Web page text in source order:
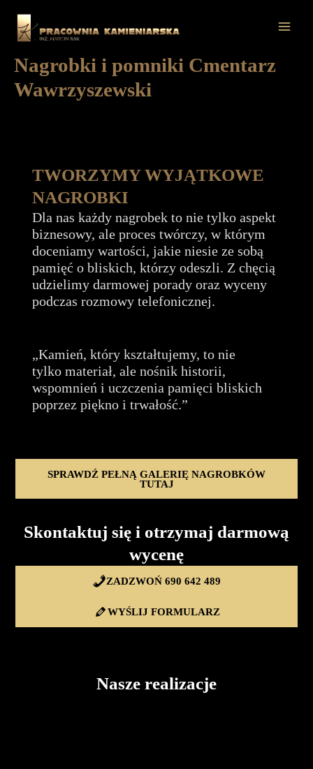
treści
Nagrobki i pomniki Cmentarz
Wawrzyszewski
TWORZYMY WYJĄTKOWE
NAGROBKI
Dla nas każdy nagrobek to nie tylko aspekt
biznesowy, ale proces twórczy, w którym
doceniamy wartości, jakie niesie ze sobą
pamięć o bliskich, którzy odeszli. Z chęcią
udzielimy darmowej porady oraz wyceny
podczas rozmowy telefonicznej.
„Kamień, który kształtujemy, to nie
tylko materiał, ale nośnik historii,
wspomnień i uczczenia pamięci bliskich
poprzez piękno i trwałość.”
SPRAWDŹ PEŁNĄ GALERIĘ NAGROBKÓW
TUTAJ
Skontaktuj się i otrzymaj darmową
wycenę
ZADZWOŃ 690 642 489
WYŚLIJ FORMULARZ
Nasze realizacje